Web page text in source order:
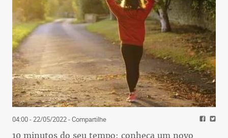
04:00 - 22/05/2022- Compartilhe
10 minutos do seu tempo: conheça um novo